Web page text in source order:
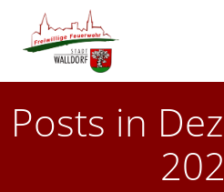
Posts in